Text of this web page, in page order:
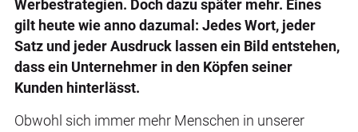
Werbestrategien. Doch dazu später mehr. Eines
gilt heute wie anno dazumal: Jedes Wort, jeder
Satz und jeder Ausdruck lassen ein Bild entstehen,
dass ein Unternehmer in den Köpfen seiner
Kunden hinterlässt.
Obwohl sich immer mehr Menschen in unserer